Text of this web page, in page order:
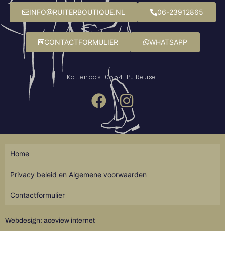
INFO@RUITERBOUTIQUE.NL 06-23912865
CONTACTFORMULIER WHATSAPP
Kattenbos 105541 PJ Reusel
Webdesign: aceview internet
Home
Privacy beleid en Algemene voorwaarden
Contactformulier